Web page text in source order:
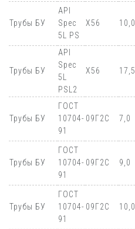
Трубы БУ
API
Spec
5L PS
Х56 10,0
Трубы БУ
API
Spec
5L
PSL2
Х56 17,5
Трубы БУ
ГОСТ
10704-
91
09Г2С 7,0
Трубы БУ
ГОСТ
10704-
91
09Г2С 9,0
Трубы БУ
ГОСТ
10704-
91
09Г2С 10,0